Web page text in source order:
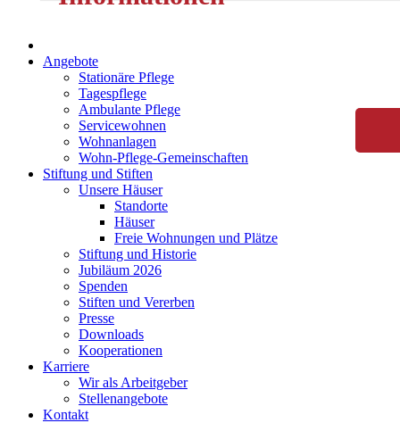
Angebote
Stationäre Pflege
Tagespflege
Ambulante Pflege
Servicewohnen
Wohnanlagen
Wohn-Pflege-Gemeinschaften
Stiftung und Stiften
Unsere Häuser
Standorte
Häuser
Freie Wohnungen und Plätze
Stiftung und Historie
Jubiläum 2026
Spenden
Stiften und Vererben
Presse
Downloads
Kooperationen
Karriere
Wir als Arbeitgeber
Stellenangebote
Kontakt